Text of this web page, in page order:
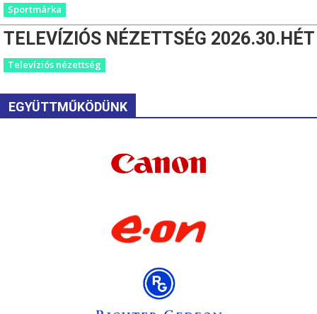
Sportmárka
TELEVÍZIÓS NÉZETTSÉG 2026.30.HÉT
Televíziós nézettség
EGYÜTTMŰKÖDÜNK